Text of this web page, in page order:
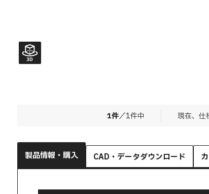
1件／1件中 現在、仕
製品情報・購入 CAD・データダウンロード